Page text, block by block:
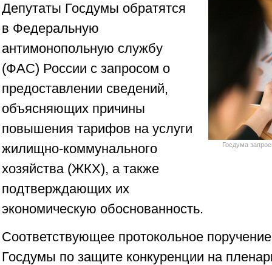
Госдума
Депутаты Госдумы обратятся
в Федеральную
антимонопольную службу
(ФАС) России с запросом о
предоставлении сведений,
объясняющих причины
повышения тарифов на услуги
жилищно-коммунального
хозяйства (ЖКХ), а также
подтверждающих их
экономическую обоснованность.
Соответствующее протокольное
Госдумы по защите конкуренции на